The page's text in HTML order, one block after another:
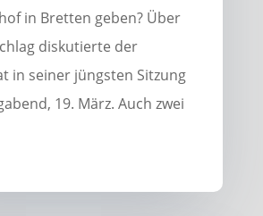
in Bretten geben? Über
diskutierte der
in seiner jüngsten Sitzung
19. März. Auch zwei